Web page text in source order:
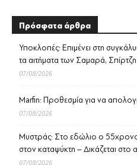
Πρόσφατα άρθρα
Υποκλοπές: Επιμένει στη
τα αιτήματα των Σαμαρά,
07/08/2026
Marfin: Προθεσμία για να
07/08/2026
Μυστράς: Στο εδώλιο ο
στον καταψύκτη – Δικάζεται
07/08/2026